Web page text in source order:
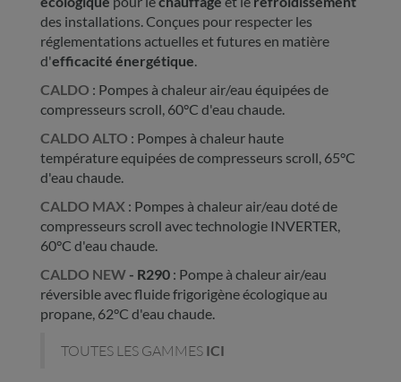
des installations. Conçues pour respecter les
réglementations actuelles et futures en matière
d'efficacité énergétique.
CALDO : Pompes à chaleur air/eau équipées de
compresseurs scroll, 60°C d'eau chaude.
CALDO ALTO : Pompes à chaleur haute
température equipées de compresseurs scroll, 65°C
d'eau chaude.
CALDO MAX : Pompes à chaleur air/eau doté de
compresseurs scroll avec technologie INVERTER,
60°C d'eau chaude.
CALDO NEW - R290 : Pompe à chaleur air/eau
réversible avec fluide frigorigène écologique au
propane, 62°C d'eau chaude.
TOUTES LES GAMMES ICI